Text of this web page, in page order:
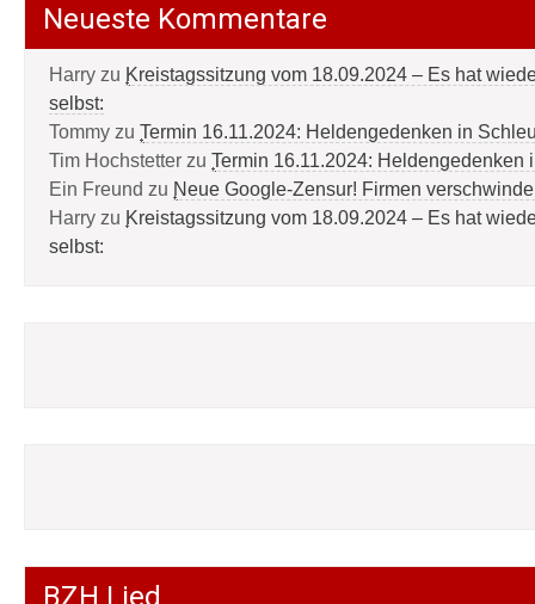
Neueste Kommentare
Harry zu Kreistagssitzung vom 18.09.2024 – Es hat
selbst:
Tommy zu Termin 16.11.2024: Heldengedenken in
Tim Hochstetter zu Termin 16.11.2024: Heldengedenken
Ein Freund zu Neue Google-Zensur! Firmen
Harry zu Kreistagssitzung vom 18.09.2024 – Es hat
selbst:
BZH Lied